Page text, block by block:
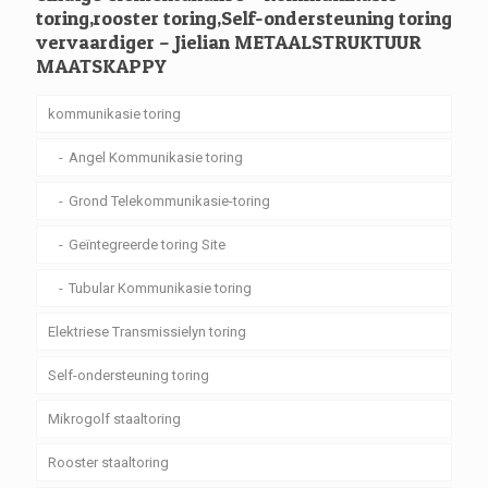
toring,rooster toring,Self-ondersteuning toring
vervaardiger – Jielian METAALSTRUKTUUR
MAATSKAPPY
kommunikasie toring
Angel Kommunikasie toring
Grond Telekommunikasie-toring
Geïntegreerde toring Site
Tubular Kommunikasie toring
Elektriese Transmissielyn toring
Self-ondersteuning toring
Mikrogolf staaltoring
Rooster staaltoring